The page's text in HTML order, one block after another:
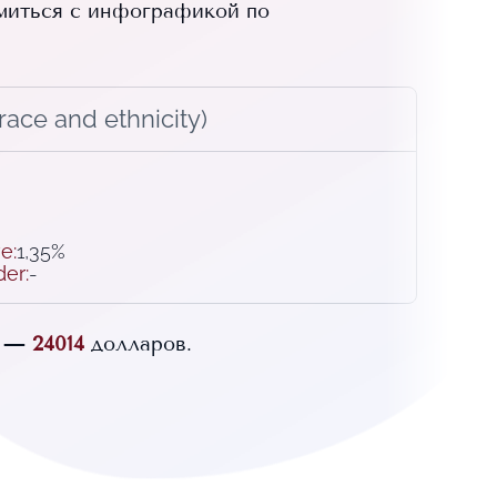
с инфографикой по
and ethnicity)
:1,35%
:-
— 24014 долларов.